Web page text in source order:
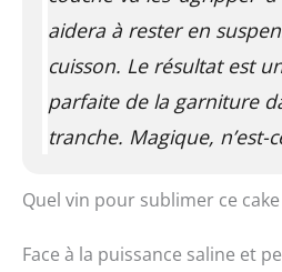
aidera à rester en
cuisson. Le résultat est
parfaite de la garniture
tranche. Magique, n’est-
Quel vin pour sublimer ce
Face à la puissance saline et